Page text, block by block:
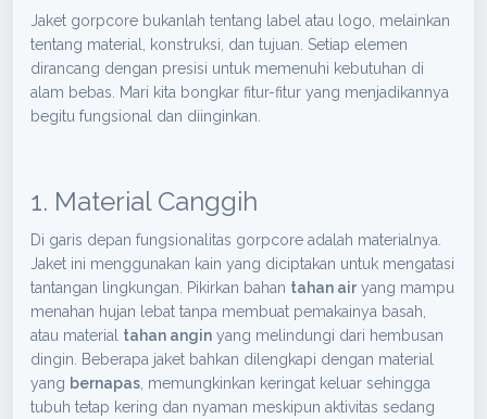
Jaket gorpcore bukanlah tentang label atau logo, melainkan
tentang material, konstruksi, dan tujuan. Setiap elemen
dirancang dengan presisi untuk memenuhi kebutuhan di
alam bebas. Mari kita bongkar fitur-fitur yang menjadikannya
begitu fungsional dan diinginkan.
1. Material Canggih
Di garis depan fungsionalitas gorpcore adalah materialnya.
Jaket ini menggunakan kain yang diciptakan untuk mengatasi
tantangan lingkungan. Pikirkan bahan tahan air yang mampu
menahan hujan lebat tanpa membuat pemakainya basah,
atau material tahan angin yang melindungi dari hembusan
dingin. Beberapa jaket bahkan dilengkapi dengan material
yang bernapas , memungkinkan keringat keluar sehingga
tubuh tetap kering dan nyaman meskipun aktivitas sedang